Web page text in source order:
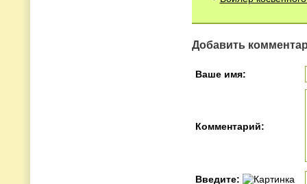
Добавить
Ваше имя:
Комментарий:
Введите: